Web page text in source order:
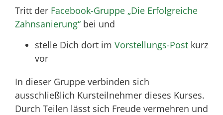
Tritt der Facebook-Gruppe „Die Erfolgreiche
Zahnsanierung“ bei und
stelle Dich dort im Vorstellungs-Post kurz
vor
In dieser Gruppe verbinden sich
ausschließlich Kursteilnehmer dieses Kurses.
Durch Teilen lässt sich Freude vermehren und